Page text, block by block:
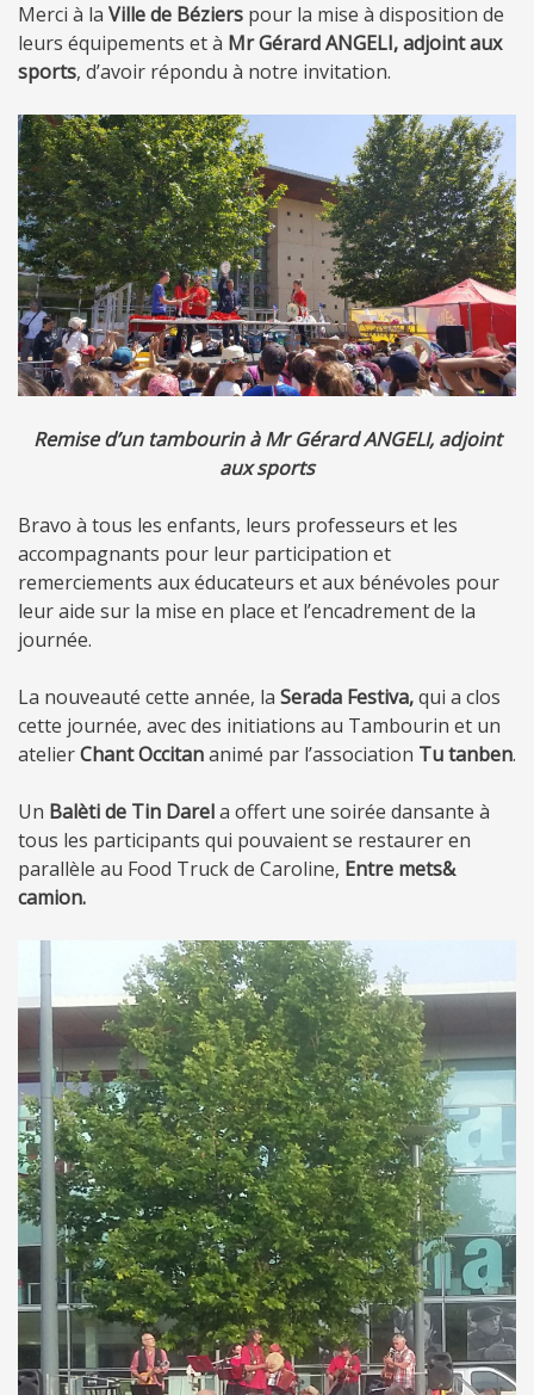
Merci à la Ville de Béziers pour la mise à disposition de
leurs équipements et à Mr Gérard ANGELI, adjoint aux
sports, d’avoir répondu à notre invitation.
Remise d’un tambourin à Mr Gérard ANGELI, adjoint
aux sports
Bravo à tous les enfants, leurs professeurs et les
accompagnants pour leur participation et
remerciements aux éducateurs et aux bénévoles pour
leur aide sur la mise en place et l’encadrement de la
journée.
La nouveauté cette année, la Serada Festiva,qui a clos
cette journée, avec des initiations au Tambourin et un
atelierChant Occitananimé par l’association Tu tanben.
Un Balèti de Tin Darela offert une soirée dansante à
tous les participants qui pouvaient se restaurer en
parallèle au Food Truck de Caroline, Entre mets&
camion.